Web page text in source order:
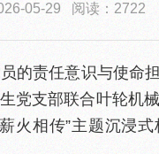
05-29 阅读：2722
的责任意识与使命
党支部联合叶轮机
火相传”主题沉浸